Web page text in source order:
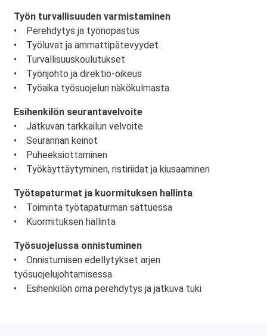
Työn turvallisuuden varmistaminen
• Perehdytys ja työnopastus
• Työluvat ja ammattipätevyydet
• Turvallisuuskoulutukset
• Työnjohto ja direktio-oikeus
• Työaika työsuojelun näkökulmasta
Esihenkilön seurantavelvoite
• Jatkuvan tarkkailun velvoite
• Seurannan keinot
• Puheeksiottaminen
• Työkäyttäytyminen, ristiriidat ja kiusaaminen
Työtapaturmat ja kuormituksen hallinta
• Toiminta työtapaturman sattuessa
• Kuormituksen hallinta
Työsuojelussa onnistuminen
• Onnistumisen edellytykset arjen
työsuojelujohtamisessa
• Esihenkilön oma perehdytys ja jatkuva tuki